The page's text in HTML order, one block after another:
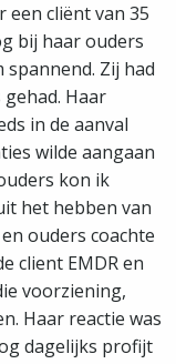
cliënt van 35
bij haar ouders
Zij had
Haar
in de aanval
wilde aangaan
kon ik
het hebben van
ouders coachte
client EMDR en
voorziening,
Haar reactie was
dagelijks profijt